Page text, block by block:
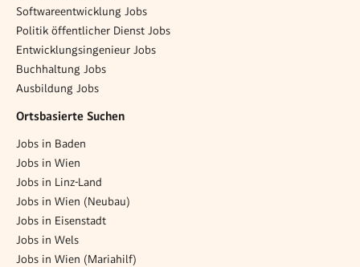
Softwareentwicklung Jobs
Politik öffentlicher Dienst Jobs
Entwicklungsingenieur Jobs
Buchhaltung Jobs
Ausbildung Jobs
Ortsbasierte Suchen
Jobs in Baden
Jobs in Wien
Jobs in Linz-Land
Jobs in Wien (Neubau)
Jobs in Eisenstadt
Jobs in Wels
Jobs in Wien (Mariahilf)